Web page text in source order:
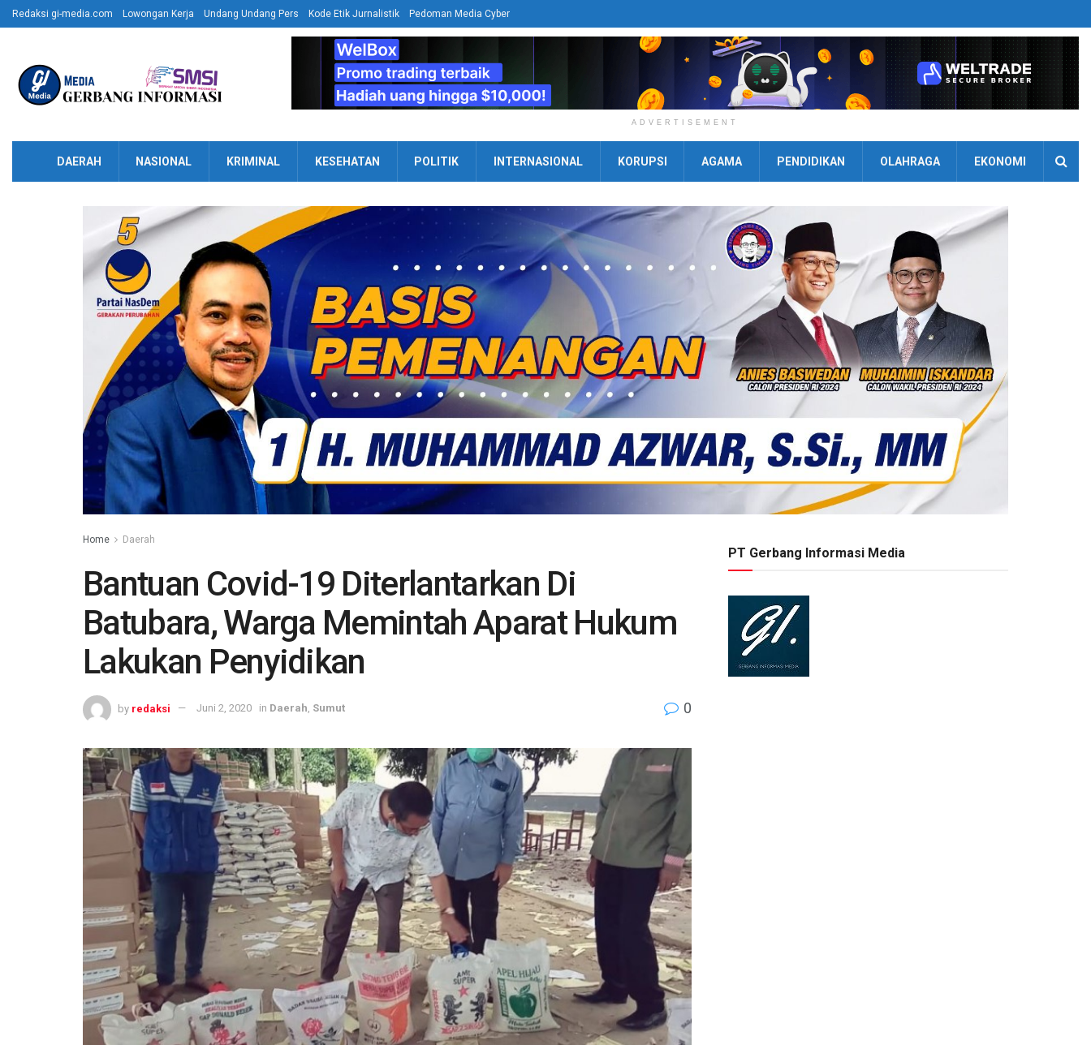
Redaksi gi-media.com Lowongan Kerja Undang Undang Pers Kode Etik Jurnalistik Pedoman Media Cyber
ADVERTISEMENT
DAERAH NASIONAL KRIMINAL KESEHATAN POLITIK INTERNASIONAL KORUPSI AGAMA PENDIDIKAN OLAHRAGA EKONOMI
Home Daerah
Bantuan Covid-19 Diterlantarkan Di
Batubara, Warga Memintah Aparat Hukum
Lakukan Penyidikan
by redaksi Juni 2, 2020 in Daerah, Sumut 0
PT Gerbang Informasi Media